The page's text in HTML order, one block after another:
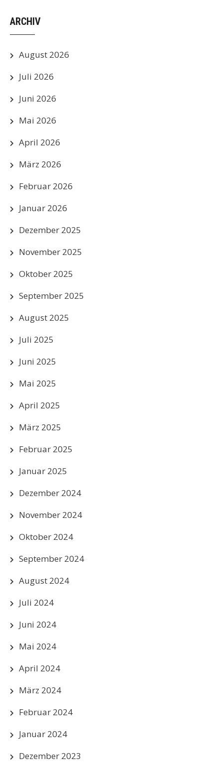
ARCHIV
August 2026
Juli 2026
Juni 2026
Mai 2026
April 2026
März 2026
Februar 2026
Januar 2026
Dezember 2025
November 2025
Oktober 2025
September 2025
August 2025
Juli 2025
Juni 2025
Mai 2025
April 2025
März 2025
Februar 2025
Januar 2025
Dezember 2024
November 2024
Oktober 2024
September 2024
August 2024
Juli 2024
Juni 2024
Mai 2024
April 2024
März 2024
Februar 2024
Januar 2024
Dezember 2023